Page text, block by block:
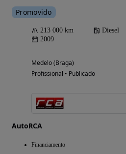
Promovido
213 000 km Diesel
2009
Medelo (Braga)
Profissional • Publicado
AutoRCA
Financiamento